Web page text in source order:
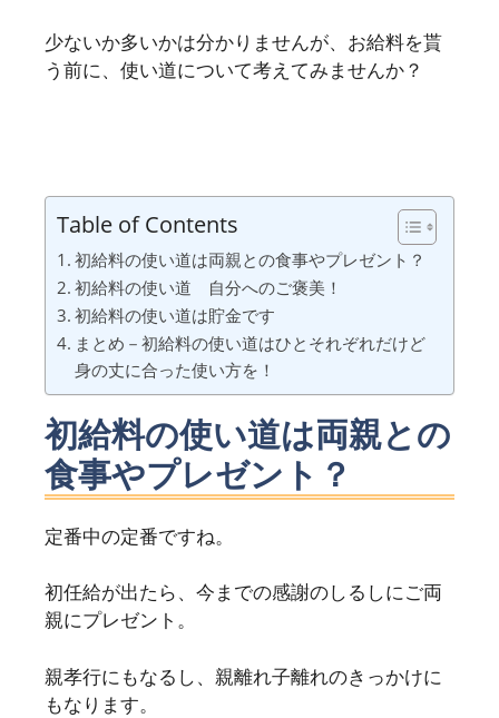
少ないか多いかは分かりませんが、お給料を貰
う前に、使い道について考えてみませんか？
Table of Contents
初給料の使い道は両親との食事やプレゼント？
初給料の使い道 自分へのご褒美！
初給料の使い道は貯金です
まとめ－初給料の使い道はひとそれぞれだけど
身の丈に合った使い方を！
初給料の使い道は両親との
食事やプレゼント？
定番中の定番ですね。
初任給が出たら、今までの感謝のしるしにご両
親にプレゼント。
親孝行にもなるし、親離れ子離れのきっかけに
もなります。